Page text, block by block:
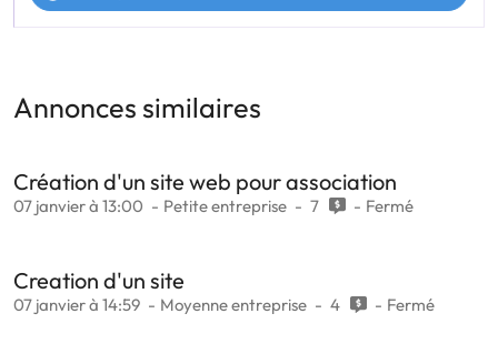
Annonces similaires
Création d'un site web pour association
07 janvier à 13:00 Petite entreprise 7 Fermé
Creation d'un site
07 janvier à 14:59 Moyenne entreprise 4 Fermé